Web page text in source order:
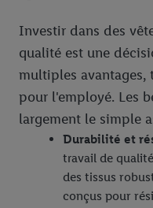
Investir dans des
qualité est une
multiples
pour l'employé. Les
largement le simple
Durabilité et
travail de
des tissus
conçus pour